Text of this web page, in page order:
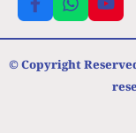
© Copyright